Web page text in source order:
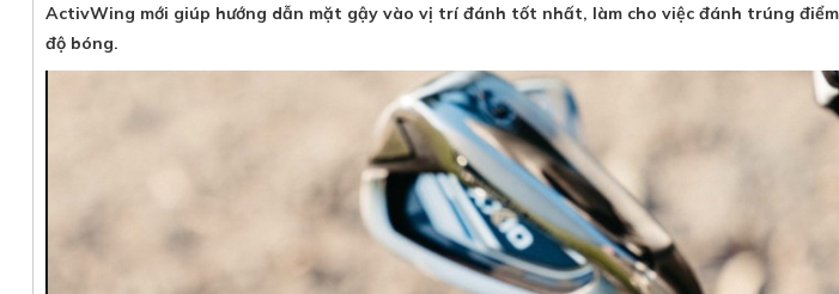
ActivWing mới giúp hướng dẫn mặt gậy vào vị trí đánh tốt nhất, làm cho việc đánh trúng
độ bóng.